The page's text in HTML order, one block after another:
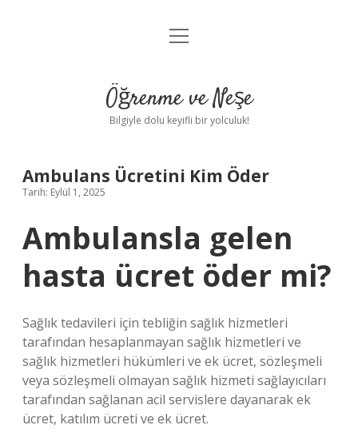
Anasayfa
Yasal Uyarı
menüyü
Öğrenme ve Neşe
Bilgiyle dolu keyifli bir yolculuk!
Ambulans Ücretini Kim Öder
Tarih: Eylül 1, 2025
Ambulansla gelen
hasta ücret öder mi?
Sağlık tedavileri için tebliğin sağlık hizmetleri
tarafından hesaplanmayan sağlık hizmetleri ve
sağlık hizmetleri hükümleri ve ek ücret, sözleşmeli
veya sözleşmeli olmayan sağlık hizmeti sağlayıcıları
tarafından sağlanan acil servislere dayanarak ek
ücret, katılım ücreti ve ek ücret.